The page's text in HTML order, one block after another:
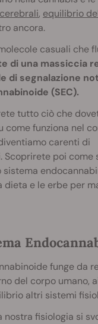
, equilibrio
ancora.
casuali che
di una massiccia
di segnalazione
(SEC).
tutto ciò che
come funziona nel
carenti di
Scoprirete poi come
sistema
dieta e le erbe per
funge da
del corpo umano,
altri sistemi
fisiologia si